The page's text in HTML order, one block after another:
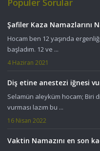
Popüler Sorular
Şafiler Kaza Namazlarını
Hocam ben 12 yaşında
başladım. 12 ve ...
4 Haziran 2021
Diş etine anestezi iğnesi
Selamün aleyküm hocam; Biri
vurması lazım bu ...
16 Nisan 2022
Vaktin Namazını en son